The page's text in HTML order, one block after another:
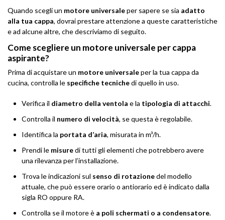
Quando scegli un motore universaleper sapere se sia adatto
alla tua cappa, dovrai prestare attenzione a queste caratteristiche
e ad alcune altre, che descriviamo di seguito.
Come scegliere un motore universale per cappa
aspirante?
Prima di acquistare un motore universaleper la tua cappa da
cucina, controlla le specifiche tecnichedi quello in uso.
Verifica il diametro della ventola e la tipologia di attacchi.
Controlla il numero di velocità, se questa è regolabile.
Identifica la portata d’aria, misurata in m³/h.
Prendi le misuredi tutti gli elementi che potrebbero avere
una rilevanza per l’installazione.
Trova le indicazioni sul senso di rotazionedel modello
attuale, che può essere orario o antiorario ed è indicato dalla
sigla RO oppure RA.
Controlla se il motore è a poli schermati o a condensatore.